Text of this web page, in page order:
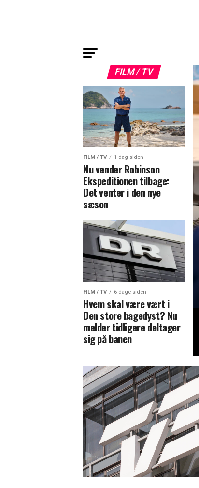
FILM / TV
FILM / TV 1 dag siden
Nu vender Robinson
Ekspeditionen tilbage:
Det venter i den nye
sæson
FILM / TV 6 dage siden
Hvem skal være vært i
Den store bagedyst? Nu
melder tidligere deltager
sig på banen